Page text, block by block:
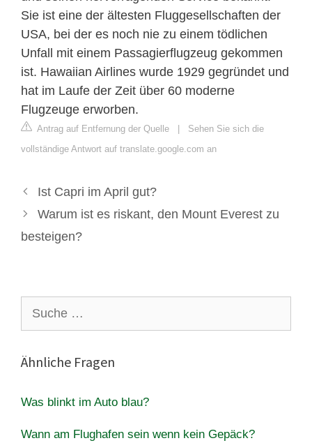
Sie ist eine der ältesten Fluggesellschaften der
USA, bei der es noch nie zu einem tödlichen
Unfall mit einem Passagierflugzeug gekommen
ist. Hawaiian Airlines wurde 1929 gegründet und
hat im Laufe der Zeit über 60 moderne
Flugzeuge erworben.
Antrag auf Entfernung der Quelle | Sehen Sie sich die
vollständige Antwort auf translate.google.com an
Ist Capri im April gut?
Warum ist es riskant, den Mount Everest zu
besteigen?
nach:
Ähnliche Fragen
Was blinkt im Auto blau?
Wann am Flughafen sein wenn kein Gepäck?